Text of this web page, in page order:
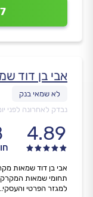
אבי בן דוד
נבדק לאחרונה לפני
4.89
אבי בן דוד שמאות
תחומי שמאות
למגזר הפרטי